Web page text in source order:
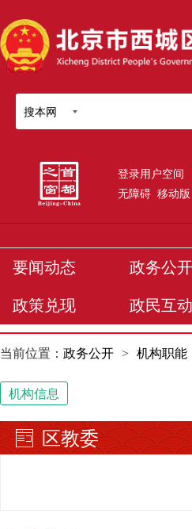
搜本网
登录用户空间
无障碍 移动版
要闻动态 政务公开
政策兑现 政民互动
当前位置： 政务公开 > 机构职能
机构信息
区教委